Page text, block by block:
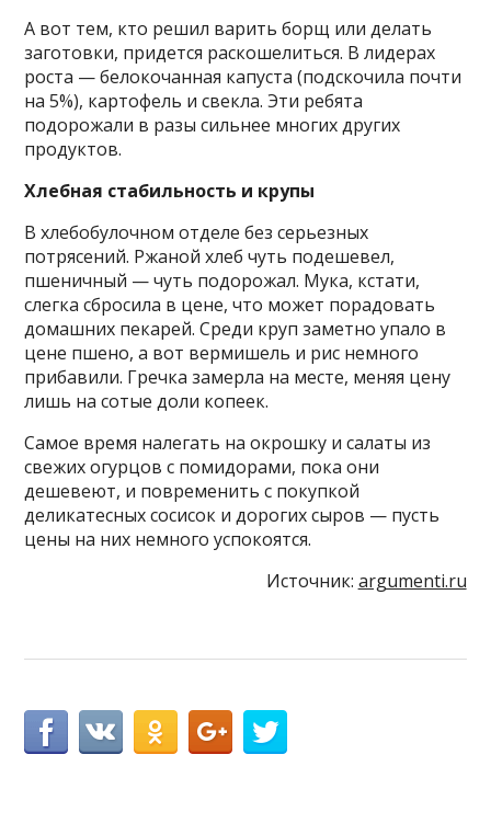
А вот тем, кто решил варить борщ или делать
заготовки, придется раскошелиться. В лидерах
роста — белокочанная капуста (подскочила почти
на 5%), картофель и свекла. Эти ребята
подорожали в разы сильнее многих других
продуктов.
Хлебная стабильность и крупы
В хлебобулочном отделе без серьезных
потрясений. Ржаной хлеб чуть подешевел,
пшеничный — чуть подорожал. Мука, кстати,
слегка сбросила в цене, что может порадовать
домашних пекарей. Среди круп заметно упало в
цене пшено, а вот вермишель и рис немного
прибавили. Гречка замерла на месте, меняя цену
лишь на сотые доли копеек.
Самое время налегать на окрошку и салаты из
свежих огурцов с помидорами, пока они
дешевеют, и повременить с покупкой
деликатесных сосисок и дорогих сыров — пусть
цены на них немного успокоятся.
Источник: argumenti.ru